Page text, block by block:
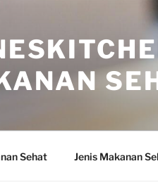
Sehat Jenis Makanan